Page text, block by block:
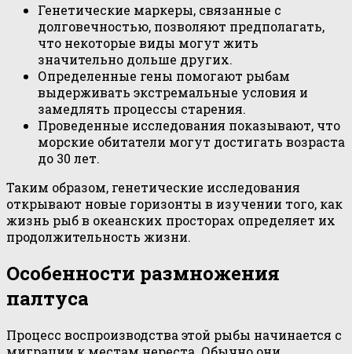
Генетические маркеры, связанные с
долговечностью, позволяют предполагать,
что некоторые виды могут жить
значительно дольше других.
Определенные гены помогают рыбам
выдерживать экстремальные условия и
замедлять процессы старения.
Проведенные исследования показывают, что
морские обитатели могут достигать возраста
до 30 лет.
Таким образом, генетические исследования
открывают новые горизонты в изучении того, как
жизнь рыб в океанских просторах определяет их
продолжительность жизни.
Особенности размножения
палтуса
Процесс воспроизводства этой рыбы начинается с